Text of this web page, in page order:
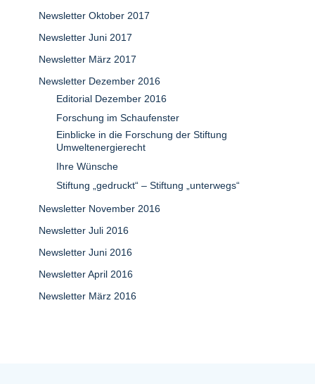
Newsletter Oktober 2017
Newsletter Juni 2017
Newsletter März 2017
Newsletter Dezember 2016
Editorial Dezember 2016
Forschung im Schaufenster
Einblicke in die Forschung der Stiftung
Umweltenergierecht
Ihre Wünsche
Stiftung „gedruckt“ – Stiftung „unterwegs“
Newsletter November 2016
Newsletter Juli 2016
Newsletter Juni 2016
Newsletter April 2016
Newsletter März 2016